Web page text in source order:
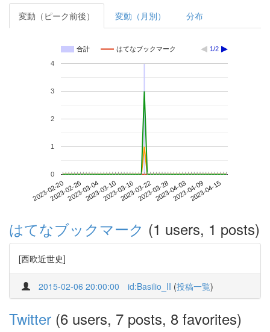
変動（ピーク前後） 変動（月別） 分布
合計 はてなブックマーク 1/2
2023-02-202023-02-262023-03-042023-03-102023-03-162023-03-222023-03-282023-04-032023-04-092023-04-15
0
1
2
3
4
はてなブックマーク (1 users, 1 posts)
[西欧近世史]
2015-02-06 20:00:00 id:Basilio_II (投稿一覧)
Twitter (6 users, 7 posts, 8 favorites)